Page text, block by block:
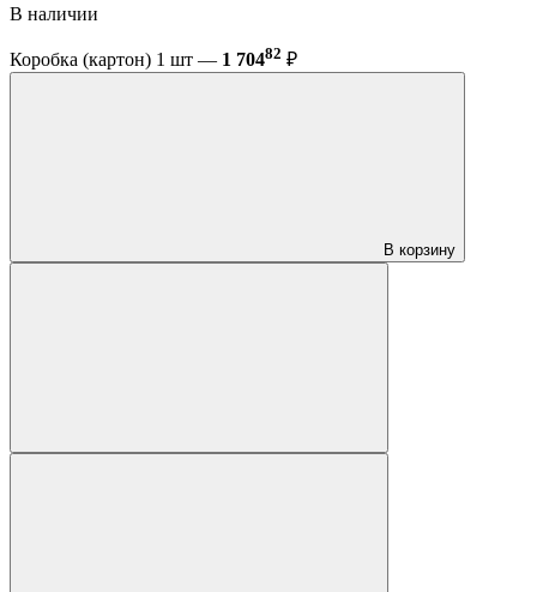
В наличии
Коробка (картон) 1 шт — 1 70482 ₽
В корзину